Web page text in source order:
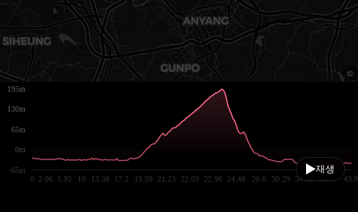
재생
0 2.06 5.92 10 13.38 17.2 19.59 21.23 22.03 22.96 24.48 26.6 30.29 34.19 39.57 43.9
-65m
0m
65m
130m
195m